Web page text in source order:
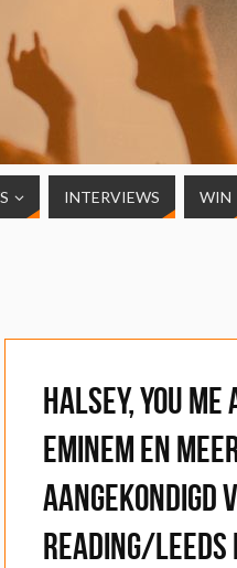
INTERVIEWS WIN
Halsey, You Me
Eminem en
aangekondigd
Reading/